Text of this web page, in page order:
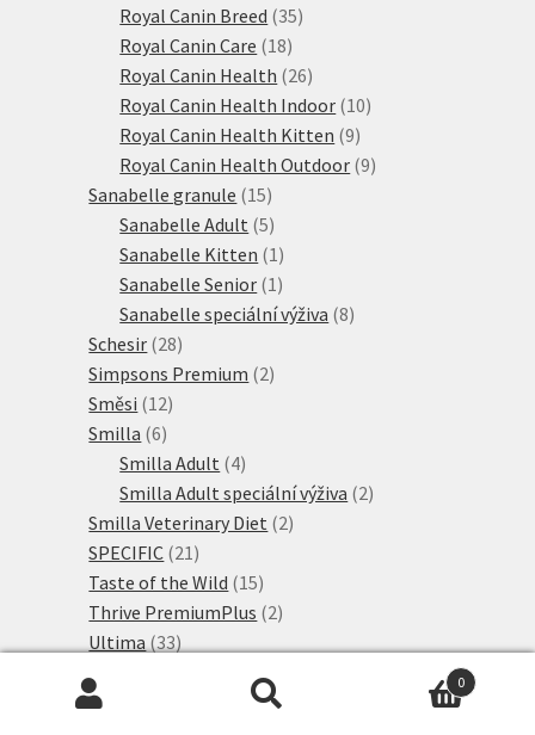
produktů
Royal Canin Breed 3535
Royal Canin Care 1818
produktů
Royal Canin Health 2626
produktů
Royal Canin Health Indoor 1010
Royal Canin Health Kitten 99
produktů
Royal Canin Health Outdoor 99
Sanabelle granule 1515
produktů
Sanabelle Adult 55
produktů
Sanabelle Kitten 1 1
produkt
Sanabelle Senior 1 1
produkt
Sanabelle speciální výživa 88
Schesir 2828
produktů
Simpsons Premium 22
Směsi 1212
Smilla 66
produktů
Smilla Adult 44
produkty
Smilla Adult speciální výživa 22
Smilla Veterinary Diet 22
SPECIFIC 21 21
produktů
Taste of the Wild 1515
produktů
Thrive PremiumPlus 22
Ultima 3333
produktů
Speciální krmivo 66
0